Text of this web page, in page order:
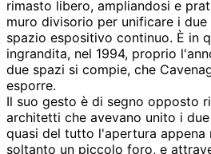
rimasto libero, ampliandosi e
muro divisorio per unificare i
spazio espositivo continuo. È in
ingrandita, nel 1994, proprio
due spazi si compie, che
esporre.
Il suo gesto è di segno opposto
architetti che avevano unito i
quasi del tutto l'apertura appena
soltanto un piccolo foro, e